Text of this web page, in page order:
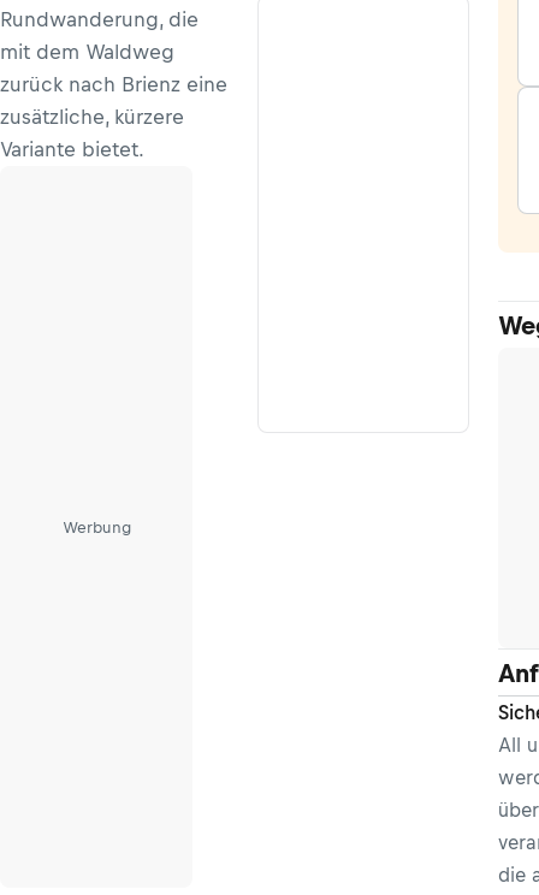
Rundwanderung, die
mit dem Waldweg
zurück nach Brienz eine
zusätzliche, kürzere
Variante bietet.
Werbung
All
die